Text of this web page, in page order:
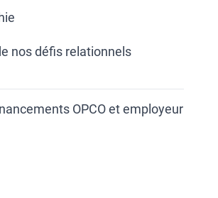
nos défis relationnels
OPCO et employeur